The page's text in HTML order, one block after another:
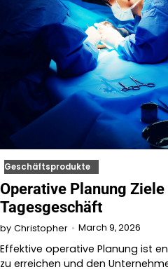
Geschäftsprodukte
Operative Planung
Tagesgeschäft
by Christopher March 9, 2026
Effektive operative Planung ist
zu erreichen und den